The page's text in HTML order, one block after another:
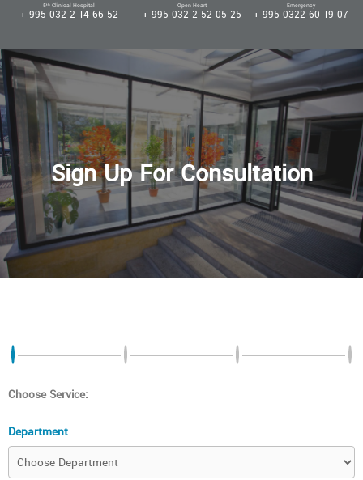
5ᵗʰ Clinical Hospital
+ 995 032 2 14 66 52
Open Heart
+ 995 032 2 52 05 25
Emergency
+ 995 0322 60 19 07
Sign Up For Consultation
Choose Service:
Department